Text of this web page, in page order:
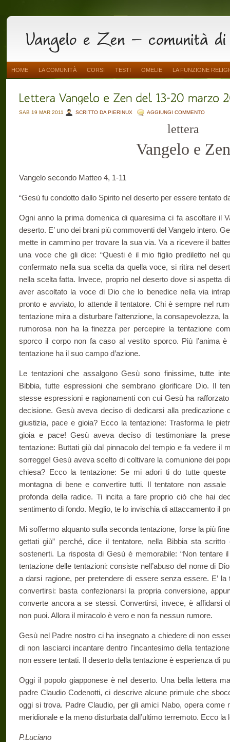
HOME LA COMUNITÀ CORSI TESTI OMELIE LA FUNZIONE
SAB 19 MAR 2011 SCRITTO DA PIERINUX AGGIUNGI COMMENTO
lettera
Vangelo e Zen
Vangelo secondo Matteo 4, 1-11
“Gesù fu condotto dallo Spirito nel deserto per essere tentato
Ogni anno la prima domenica di quaresima ci fa ascoltare il
deserto. E’ uno dei brani più commoventi del Vangelo intero.
mette in cammino per trovare la sua via. Va a ricevere il
una voce che gli dice: “Questi è il mio figlio prediletto nel
confermato nella sua scelta da quella voce, si ritira nel
nella scelta fatta. Invece, proprio nel deserto dove si aspetta
aver ascoltato la voce di Dio che lo benedice nella via
pronto e avviato, lo attende il tentatore. Chi è sempre nel
tentazione mira a disturbare l’attenzione, la consapevolezza,
rumorosa non ha la finezza per percepire la tentazione
sporco il corpo non fa caso al vestito sporco. Più l’anima
tentazione ha il suo campo d’azione.
Le tentazioni che assalgono Gesù sono finissime, tutte
Bibbia, tutte espressioni che sembrano glorificare Dio. Il
stesse espressioni e ragionamenti con cui Gesù ha
decisione. Gesù aveva deciso di dedicarsi alla predicazione
giustizia, pace e gioia? Ecco la tentazione: Trasforma le
gioia e pace! Gesù aveva deciso di testimoniare la
tentazione: Buttati giù dal pinnacolo del tempio e fa vedere il
sorregge! Gesù aveva scelto di coltivare la comunione dei
chiesa? Ecco la tentazione: Se mi adori ti do tutte
montagna di bene e convertire tutti. Il tentatore non assale
profonda della radice. Ti incita a fare proprio ciò che hai
sentimento di fondo. Meglio, te lo invischia di attaccamento il
Mi soffermo alquanto sulla seconda tentazione, forse la più
gettati giù” perché, dice il tentatore, nella Bibbia sta
sostenerti. La risposta di Gesù è memorabile: “Non tentare
tentazione delle tentazioni: consiste nell’abuso del nome di
a darsi ragione, per pretendere di essere senza essere. E’
convertirsi: basta confezionarsi la propria conversione,
converte ancora a se stessi. Convertirsi, invece, è affidarsi
non puoi. Allora il miracolo è vero e non fa nessun rumore.
Gesù nel Padre nostro ci ha insegnato a chiedere di non
di non lasciarci incantare dentro l’incantesimo della
non essere tentati. Il deserto della tentazione è esperienza di
Oggi il popolo giapponese è nel deserto. Una bella lettera
padre Claudio Codenotti, ci descrive alcune primule che
oggi si trova. Padre Claudio, per gli amici Nabo, opera come
meridionale e la meno disturbata dall’ultimo terremoto. Ecco la
P.Luciano